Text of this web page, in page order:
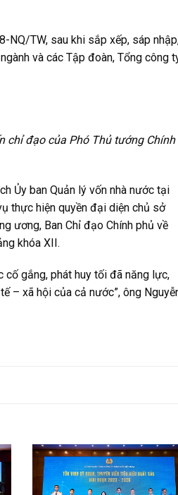
NQ/TW, sau khi sắp xếp, sáp
và các Tập đoàn, Tổng công
chỉ đạo của Phó Thủ tướng Chính
Ủy ban Quản lý vốn nhà nước tại
thực hiện quyền đại diện chủ sở
ương, Ban Chỉ đạo Chính phủ về
khóa XII.
cố gắng, phát huy tối đã năng lực,
– xã hội của cả nước”, ông